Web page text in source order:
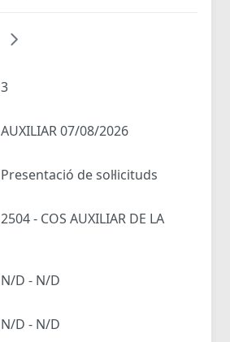
3
AUXILIAR 07/08/2026
Presentació de sol·licituds
2504 - COS AUXILIAR DE LA
N/D - N/D
N/D - N/D